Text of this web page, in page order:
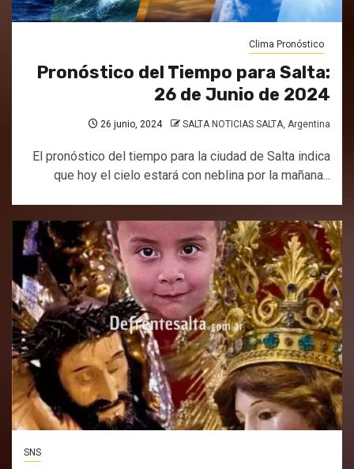
Clima Pronóstico
Pronóstico del Tiempo para Salta:
26 de Junio de 2024
26 junio, 2024 SALTA NOTICIAS SALTA, Argentina
El pronóstico del tiempo para la ciudad de Salta indica
que hoy el cielo estará con neblina por la mañana...
SNS